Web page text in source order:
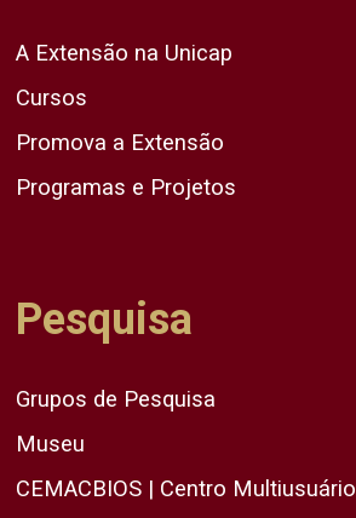
A Extensão na Unicap
Cursos
Promova a Extensão
Programas e Projetos
Pesquisa
Grupos de Pesquisa
Museu
CEMACBIOS | Centro Multiusuário